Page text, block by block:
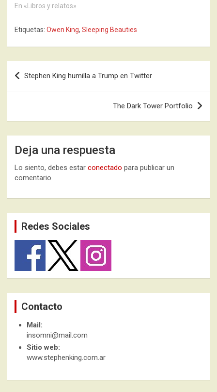
En «Libros y relatos»
Etiquetas: Owen King, Sleeping Beauties
Navegación
de
Stephen King humilla a Trump en Twitter
The Dark Tower Portfolio
Deja una respuesta
Lo siento, debes estar conectado para publicar un
comentario.
Redes Sociales
Contacto
Mail:
insomni@mail.com
Sitio web:
www.stephenking.com.ar